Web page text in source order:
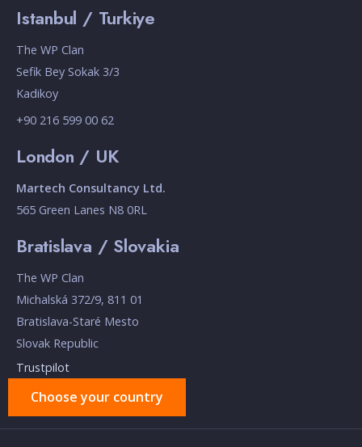
Istanbul / Turkiye
The WP Clan
Sefik Bey Sokak 3/3
Kadikoy
+90 216 599 00 62
London / UK
Martech Consultancy Ltd.
565 Green Lanes N8 0RL
Bratislava / Slovakia
The WP Clan
Michalská 372/9, 811 01
Bratislava-Staré Mesto
Slovak Republic
Trustpilot
Choose your country